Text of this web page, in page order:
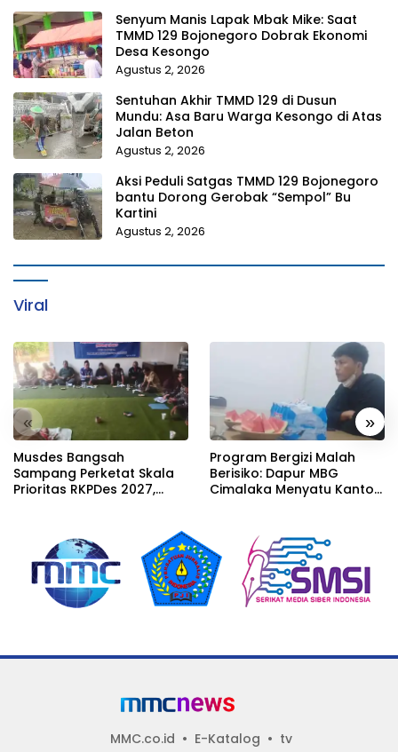
Senyum Manis Lapak Mbak Mike: Saat
TMMD 129 Bojonegoro Dobrak Ekonomi
Desa Kesongo
Agustus 2, 2026
Sentuhan Akhir TMMD 129 di Dusun
Mundu: Asa Baru Warga Kesongo di Atas
Jalan Beton
Agustus 2, 2026
Aksi Peduli Satgas TMMD 129 Bojonegoro
bantu Dorong Gerobak “Sempol” Bu
Kartini
Agustus 2, 2026
Viral
« »
Musdes Bangsah
Sampang Perketat Skala
Prioritas RKPDes 2027,
pada pemerataan yang
seragam
Program Bergizi Malah
Berisiko: Dapur MBG
Cimalaka Menyatu Kantor
MMC.co.id E-Katalog tv